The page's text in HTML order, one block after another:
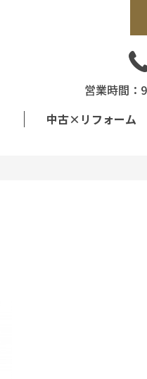
営業時間
中古×リフォーム